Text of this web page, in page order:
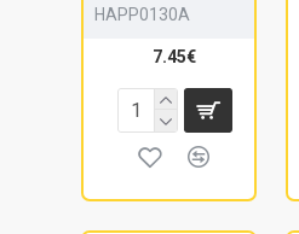
HAPP0130A
7.45€